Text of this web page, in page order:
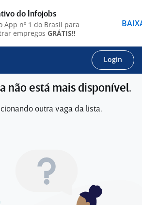
Login
não está mais disponível.
outra vaga da lista.
do Infojobs
App nº 1 do Brasil para
empregos GRÁTIS!!